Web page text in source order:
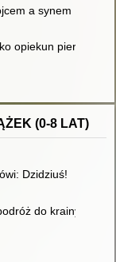
a synem : jak
opiekun
(0-8 LAT)
Dzidziuś!
do krainy